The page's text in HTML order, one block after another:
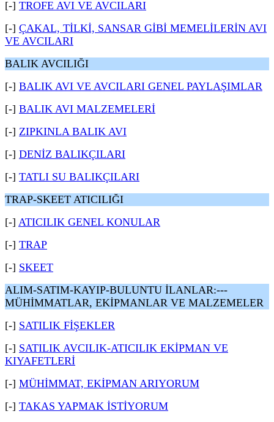
[-] TROFE AVI VE AVCILARI
[-] ÇAKAL, TİLKİ, SANSAR GİBİ MEMELİLERİN AVI
VE AVCILARI
BALIK AVCILIĞI
[-] BALIK AVI VE AVCILARI GENEL PAYLAŞIMLAR
[-] BALIK AVI MALZEMELERİ
[-] ZIPKINLA BALIK AVI
[-] DENİZ BALIKÇILARI
[-] TATLI SU BALIKÇILARI
TRAP-SKEET ATICILIĞI
[-] ATICILIK GENEL KONULAR
[-] TRAP
[-] SKEET
ALIM-SATIM-KAYIP-BULUNTU İLANLAR:---
MÜHİMMATLAR, EKİPMANLAR VE MALZEMELER
[-] SATILIK FİŞEKLER
[-] SATILIK AVCILIK-ATICILIK EKİPMAN VE
KIYAFETLERİ
[-] MÜHİMMAT, EKİPMAN ARIYORUM
[-] TAKAS YAPMAK İSTİYORUM